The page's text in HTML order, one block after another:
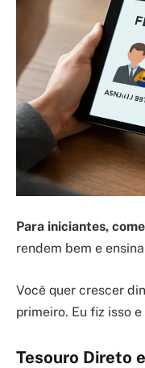
Para iniciantes,
rendem bem e
Você quer crescer
primeiro. Eu fiz isso
Tesouro Direto